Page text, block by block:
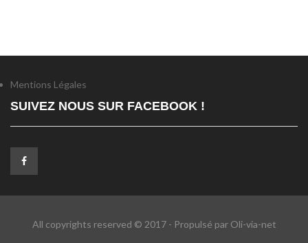
Mentions Légales
SUIVEZ NOUS SUR FACEBOOK !
All copyrights reserved © 2017 - Propulsé par Oli-via-net